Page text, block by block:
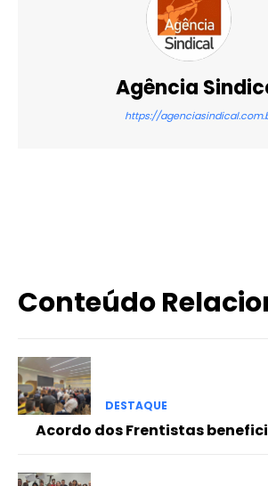
Agência
https://
Conteúdo
DESTAQUE
Acordo dos Frentistas